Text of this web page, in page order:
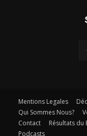
Mentions Legales
Qui Sommes Nous?
Contact
Résultats du
Podcasts